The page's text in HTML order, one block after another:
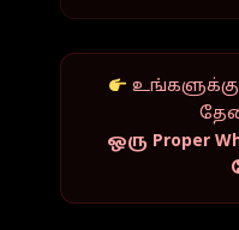
உங்களுக்கு
ஒரு Proper